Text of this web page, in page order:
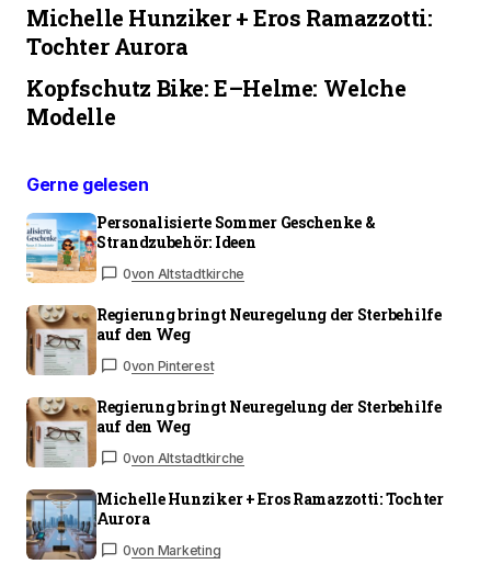
Michelle Hunziker + Eros Ramazzotti:
Tochter Aurora
Kopfschutz Bike: E–Helme: Welche
Modelle
Gerne gelesen
Personalisierte Sommer Geschenke &
Strandzubehör: Ideen
0von Altstadtkirche
Regierung bringt Neuregelung der Sterbehilfe
auf den Weg
0von Pinterest
Regierung bringt Neuregelung der Sterbehilfe
auf den Weg
0von Altstadtkirche
Michelle Hunziker + Eros Ramazzotti: Tochter
Aurora
0von Marketing